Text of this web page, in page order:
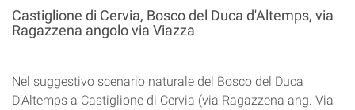
Castiglione di Cervia, Bosco del Duca d'Altemps, via
Ragazzena angolo via Viazza
Nel suggestivo scenario naturale del Bosco del Duca
D’Altemps a Castiglione di Cervia (via Ragazzena ang. Via